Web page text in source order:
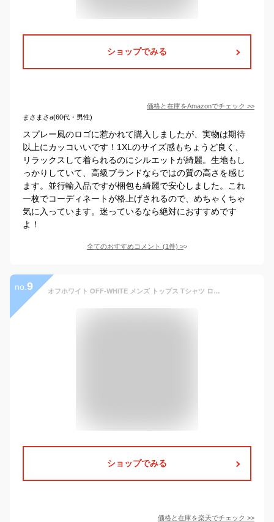
ショップでみる
価格と在庫をAmazonでチェック >>
まさまさa(60代・男性)
スプレー風のロゴに惹かれて購入しましたが、実物は期待
以上にカッコいいです！1XLのサイズ感もちょうど良く、
リラックスして着られるのにシルエットが綺麗。生地もし
っかりしていて、高級ブランドならではの質の高さを感じ
ます。並行輸入品ですが梱包も綺麗で安心しました。これ
一枚でコーディネートが格上げされるので、めちゃくちゃ
気に入っています。迷っているなら絶対におすすめです
よ！
全てのおすすめコメント (1件) >
no. 9 オフホワイト OFF-WHITE メンズ トップス Tシャツ ロンT 長袖 2color フロントOFF/STENCILアローロゴ入りコットンロングTシャツ ブラック/ホワイト OMAB001E 20JER004 1001/0125 (R41800) GB02A 秋冬【送料無料】 【smtb-TK】
ショップでみる
価格と在庫を楽天でチェック >>